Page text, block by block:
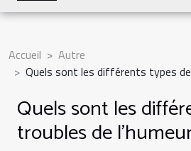
Accueil
Autre
Quels sont les différents types
Quels sont les
troubles de